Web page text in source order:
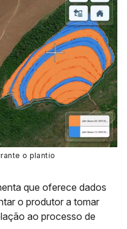
o plantio
que oferece dados
o produtor a tomar
ao processo de